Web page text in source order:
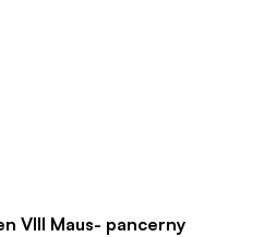
VIII Maus- pancerny